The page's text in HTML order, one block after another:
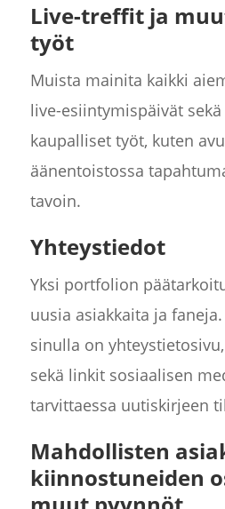
Live-treffit ja
työt
Muista mainita kaikki
live-esiintymispäivät
kaupalliset työt, kuten
äänentoistossa
tavoin.
Yhteystiedot
Yksi portfolion
uusia asiakkaita ja
sinulla on
sekä linkit sosiaalisen
tarvittaessa uutiskirjeen
Mahdollisten
kiinnostuneiden